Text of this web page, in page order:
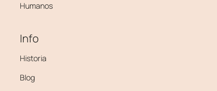
Humanos
Info
Historia
Blog